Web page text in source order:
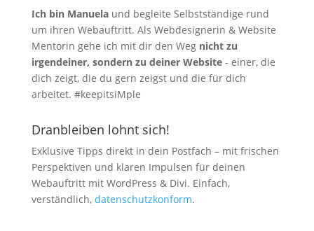
Ich bin Manuelaund begleite Selbstständige rund
um ihren Webauftritt. Als Webdesignerin & Website
Mentorin gehe ich mit dir den Weg nicht zu
irgendeiner, sondern zu deiner Website- einer, die
dich zeigt, die du gern zeigst und die für dich
arbeitet. #keepitsiMple
Dranbleiben lohnt sich!
Exklusive Tipps direkt in dein Postfach – mit frischen
Perspektiven und klaren Impulsen für deinen
Webauftritt mit WordPress & Divi. Einfach,
verständlich, datenschutzkonform.